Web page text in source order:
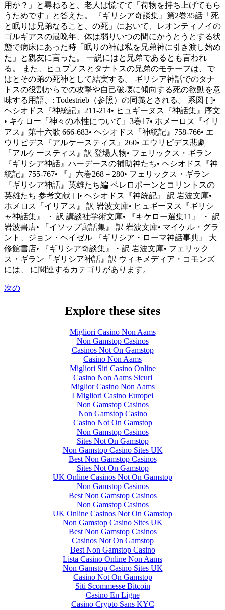
用か？」と尋ねると、老人は慌てて「荷物を持ち上げてもら
うためです」と答えた。 『ギリシア奇談集』第2巻35話「死
と眠りは兄弟なること、の死」において、レオンティノイの
ゴルギアスの最晩年、体は弱りいつの間にかうとうとする状
態で病床にあった時「眠りの神は私を兄弟神に引き渡し始め
た」と親友に言った。 一説にはと兄弟であるとも言われ
る。 また、ヒュプノスとタナトスの兄弟のモチーフは、で
はとその弟の死神として結実する。 ギリシア神話でのタナ
トスの役割からでの攻撃や自己破壊に傾向する死の欲動を意
味する用語、: Todestrieb（参照）の同義とされる。 系図 [ ]•
ヘシオドス『神統記』211-214• ヒュギーヌス『神話集』序文
• キケロー『神々の本性について』3巻17• ホメーロス『イリ
アス』第十六歌 666-683• ヘシオドス『神統記』758-766• エ
ウリピデス『アルケースティス』260• エウリピデス悲劇
『アルケースティス』訳 登場人物• フェリックス・ギラン
『ギリシア神話』ハーデースの補助神たち• ヘシオドス『神
統記』755-767• 『』六巻268－280• フェリックス・ギラン
『ギリシア神話』英雄たち編 ベレロポーンとコリントスの
英雄たち 参考文献 [ ]• ヘシオドス『神統記』 訳 岩波文庫•
ホメロス『イリアス』 訳 岩波文庫• ヒュギーヌス『ギリシ
ャ神話集』 ・ 訳 講談社学術文庫• 『キケロー選集11』 ・ 訳
岩波書店• 『イソップ寓話集』 訳 岩波文庫• マイケル・グラ
ント、ジョン・ヘイゼル 『ギリシア・ローマ神話事典』 大
修館書店• 『ギリシア奇談集』・訳 岩波文庫• フェリック
ス・ギラン『ギリシア神話』訳 ウィキメディア・コモンズ
には、 に関連するカテゴリがあります。
次の
Explore these sites
Migliori Casino Non Aams
Non Gamstop Casinos
Casinos Not On Gamstop
Casino Non Aams
Migliori Siti Casino Online
Casino Non Aams Sicuri
Miglior Casino Non Aams
I Migliori Casino Europei
Non Gamstop Casinos
Non Gamstop Casino
Casino Not On Gamstop
Non Gamstop Casinos
Sites Not On Gamstop
Non Gamstop Casino Sites UK
Best Non Gamstop Casinos
Sites Not On Gamstop
UK Online Casinos Not On Gamstop
Non Gamstop Casinos
Best Non Gamstop Casinos
Non Gamstop Casinos
UK Online Casinos Not On Gamstop
Non Gamstop Casino Sites UK
Best Non Gamstop Casinos
Casinos Not On Gamstop
Best Non Gamstop Casino
Lista Casino Online Non Aams
Non Gamstop Casino Sites UK
Casino Not On Gamstop
Siti Scommesse Bitcoin
Casino En Ligne
Casino Crypto Sans KYC